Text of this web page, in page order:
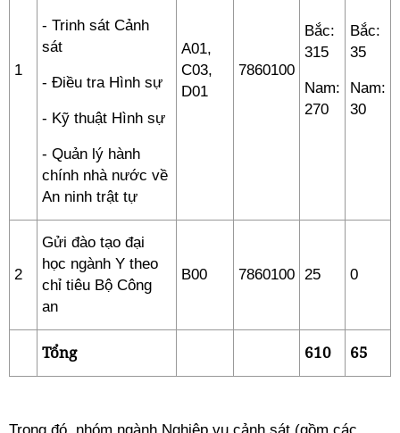
1
- Trinh sát Cảnh
sát
- Điều tra Hình sự
- Kỹ thuật Hình sự
- Quản lý hành
chính nhà nước về
An ninh trật tự
A01,
C03,
D01
7860100
Bắc:
315
Nam:
270
Bắc:
35
Nam:
30
2
Gửi đào tạo đại
học ngành Y theo
chỉ tiêu Bộ Công
an
B00 7860100 25 0
Tổng 610 65